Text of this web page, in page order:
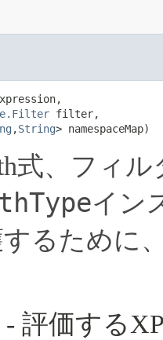
filter,
,String> namespaceMap)
式、フィ
イン
るために
- 評価する